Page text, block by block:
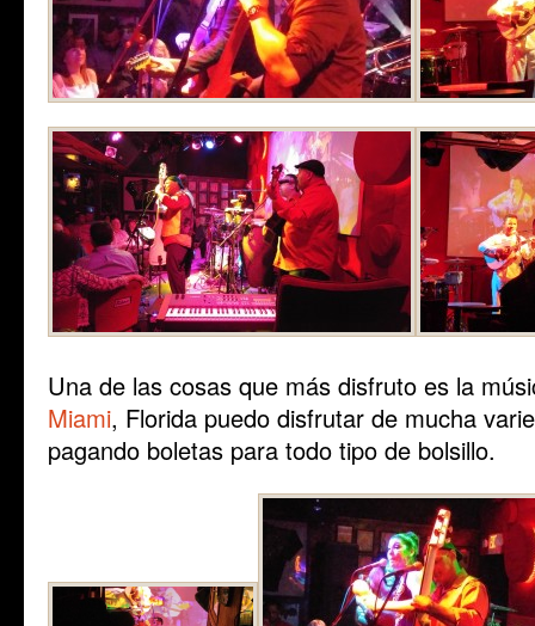
Una de las cosas que más disfruto es la
Miami, Florida puedo disfrutar de mucha
pagando boletas para todo tipo de bolsillo.